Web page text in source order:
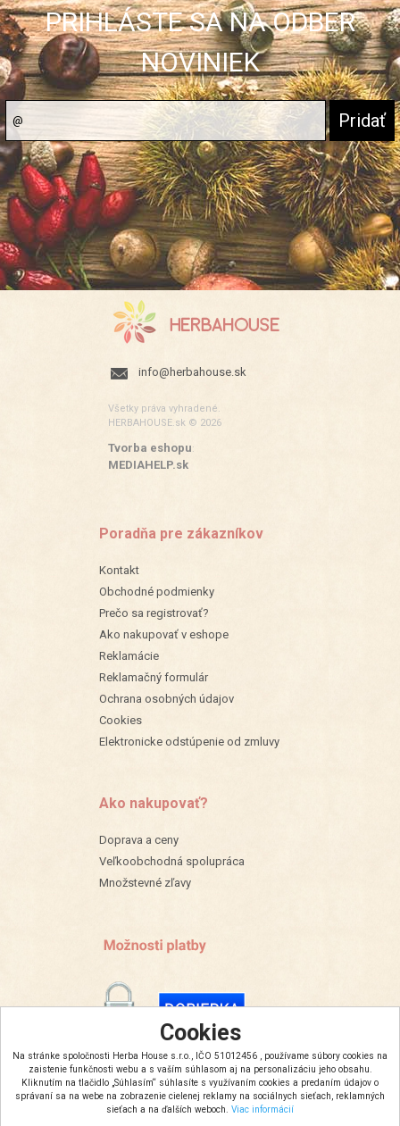
Cookies
Na stránke spoločnosti Herba House s.r.o., IČO 51012456 , používame súbory cookies na
zaistenie funkčnosti webu a s vaším súhlasom aj na personalizáciu jeho obsahu.
Kliknutím na tlačidlo „Súhlasím“ súhlasíte s využívaním cookies a predaním údajov o
správaní sa na webe na zobrazenie cielenej reklamy na sociálnych sieťach, reklamných
sieťach a na ďalších weboch. Viac informácií
PRIHLÁSTE SA NA ODBER
NOVINIEK
info@herbahouse.sk
Všetky práva vyhradené.
HERBAHOUSE.sk © 2026
Tvorba eshopu:
MEDIAHELP.sk
Poradňa pre zákazníkov
Kontakt
Obchodné podmienky
Prečo sa registrovať?
Ako nakupovať v eshope
Reklamácie
Reklamačný formulár
Ochrana osobných údajov
Cookies
Elektronicke odstúpenie od zmluvy
Ako nakupovať?
Doprava a ceny
Veľkoobchodná spolupráca
Množstevné zľavy